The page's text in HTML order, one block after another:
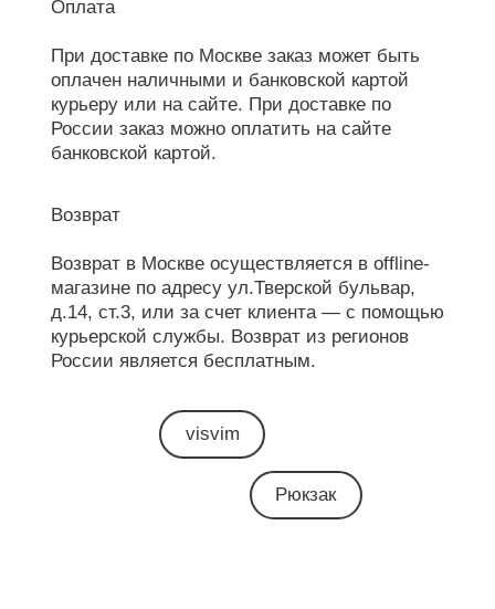
Оплата
При доставке по Москве заказ может быть
оплачен наличными и банковской картой
курьеру или на сайте. При доставке по
России заказ можно оплатить на сайте
банковской картой.
Возврат
Возврат в Москве осуществляется в offline-
магазине по адресу ул.Тверской бульвар,
д.14, ст.3, или за счет клиента — с помощью
курьерской службы. Возврат из регионов
России является бесплатным.
visvim
Рюкзак